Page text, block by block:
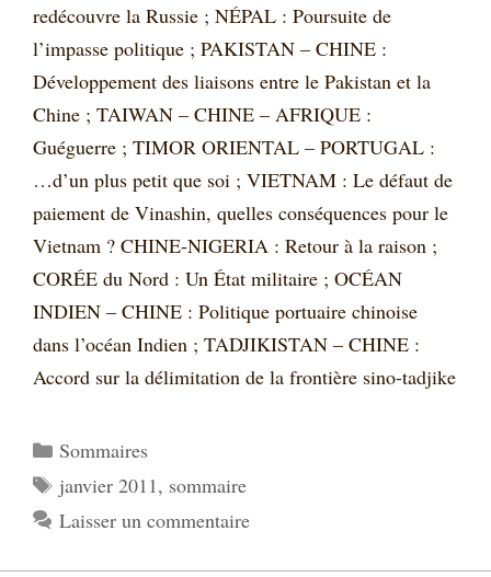
redécouvre la Russie ; NÉPAL : Poursuite de
l’impasse politique ; PAKISTAN – CHINE :
Développement des liaisons entre le Pakistan et la
Chine ; TAIWAN – CHINE – AFRIQUE :
Guéguerre ; TIMOR ORIENTAL – PORTUGAL :
…d’un plus petit que soi ; VIETNAM : Le défaut de
paiement de Vinashin, quelles conséquences pour le
Vietnam ? CHINE-NIGERIA : Retour à la raison ;
CORÉE du Nord : Un État militaire ; OCÉAN
INDIEN – CHINE : Politique portuaire chinoise
dans l’océan Indien ; TADJIKISTAN – CHINE :
Accord sur la délimitation de la frontière sino-tadjike
Catégories
Sommaires
Étiquettes
janvier 2011, sommaire
Laisser un commentaire